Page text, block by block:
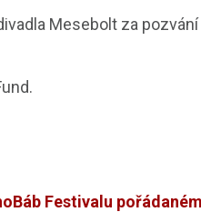
Mesebolt za
Festivalu